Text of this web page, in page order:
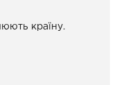
країну.